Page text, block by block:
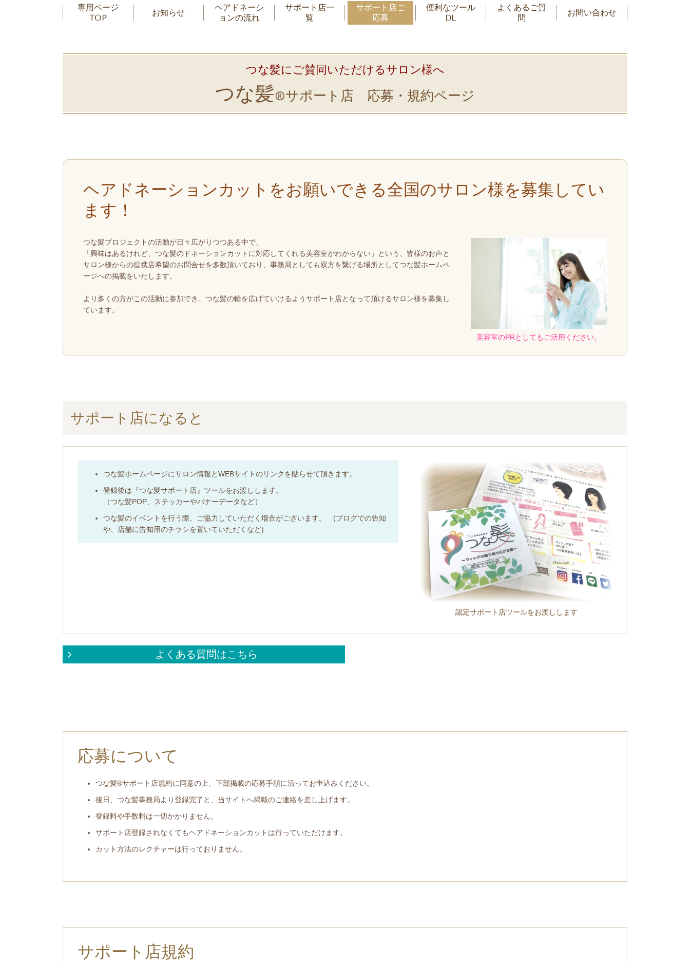
専用ページ
TOP
お知らせ
ヘアドネーシ
ョンの流れ
サポート店一
覧
サポート店ご
応募
便利なツール
DL
よくあるご質
問
お問い合わせ
つな髪にご賛同いただけるサロン様へ
つな髪®サポート店 応募・規約ページ
ヘアドネーションカットをお願いできる全国のサロン様を募集してい
ます！
美容室のPRとしてもご活用ください。
つな髪プロジェクトの活動が日々広がりつつある中で、
「興味はあるけれど、つな髪のドネーションカットに対応してくれる美容室がわからない」という、皆様のお声と
サロン様からの提携店希望のお問合せを多数頂いており、事務局としても双方を繋げる場所としてつな髪ホームペ
ージへの掲載をいたします。
より多くの方がこの活動に参加でき、つな髪の輪を広げていけるようサポート店となって頂けるサロン様を募集し
ています。
サポート店になると
認定サポート店ツールをお渡しします
つな髪ホームページにサロン情報とWEBサイトのリンクを貼らせて頂きます。
登録後は『つな髪サポート店』ツールをお渡しします。
（つな髪POP、ステッカーやバナーデータなど）
つな髪のイベントを行う際、ご協力していただく場合がございます。 (ブログでの告知
や、店舗に告知用のチラシを置いていただくなど)
よくある質問はこちら
応募について
つな髪®サポート店規約に同意の上、下部掲載の応募手順に沿ってお申込みください。
後日、つな髪事務局より登録完了と、当サイトへ掲載のご連絡を差し上げます。
登録料や手数料は一切かかりません。
サポート店登録されなくてもヘアドネーションカットは行っていただけます。
カット方法のレクチャーは行っておりません。
サポート店規約